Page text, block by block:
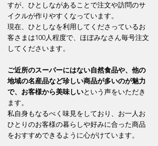
すが、ひとしながあることで注文や訪問のサ
イクルが作りやすくなっています。
現在、ひとしなを利用してくださっているお
客さまは100人程度で、ほぼみなさん毎号注文
してくださいます。
ご近所のスーパーにはない自然食品や、他の
地域の名産品など珍しい商品が多いのが魅力
で、お客様から美味しいという声をいただき
ます。
私自身もなるべく味見をしており、お一人お
ひとりのお客様の暮らしや好みに合った商品
をおすすめできるように心がけています。